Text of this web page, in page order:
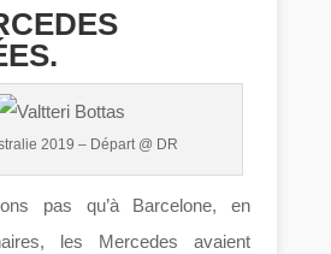
2019 – Départ @ DR
pas qu’à Barcelone, en
les Mercedes avaient